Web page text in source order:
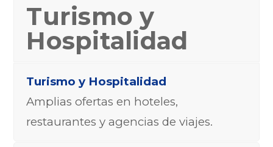
Turismo y
Hospitalidad
Turismo y Hospitalidad
Amplias ofertas en hoteles,
restaurantes y agencias de viajes.